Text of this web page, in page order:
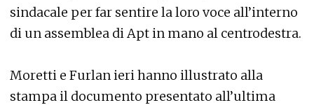
sindacale per far sentire la loro voce all’interno
di un assemblea di Apt in mano al centrodestra.
Moretti e Furlan ieri hanno illustrato alla
stampa il documento presentato all’ultima